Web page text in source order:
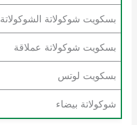
بسكويت شوكولاتة الشوكولاتة
بسكويت شوكولاتة عملاقة
بسكويت لوتس
شوكولاتة بيضاء